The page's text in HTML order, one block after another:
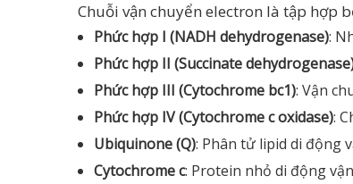
Chuỗi vận chuyển electron là tập hợp
Phức hợp I (NADH dehydrogenase):
Phức hợp II (Succinate
Phức hợp III (Cytochrome bc1): Vận
Phức hợp IV (Cytochrome c oxidase):
Ubiquinone (Q): Phân tử lipid di động
Cytochrome c: Protein nhỏ di động